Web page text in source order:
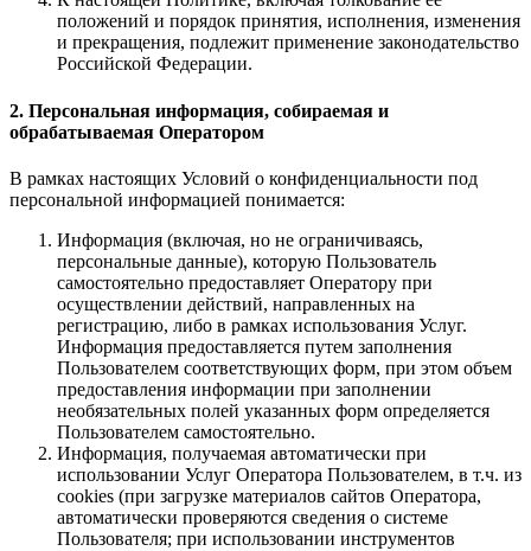
положений и порядок принятия, исполнения, изменения
и прекращения, подлежит применение законодательство
Российской Федерации.
2. Персональная информация, собираемая и
обрабатываемая Оператором
В рамках настоящих Условий о конфиденциальности под
персональной информацией понимается:
Информация (включая, но не ограничиваясь,
персональные данные), которую Пользователь
самостоятельно предоставляет Оператору при
осуществлении действий, направленных на
регистрацию, либо в рамках использования Услуг.
Информация предоставляется путем заполнения
Пользователем соответствующих форм, при этом объем
предоставления информации при заполнении
необязательных полей указанных форм определяется
Пользователем самостоятельно.
Информация, получаемая автоматически при
использовании Услуг Оператора Пользователем, в т.ч. из
cookies (при загрузке материалов сайтов Оператора,
автоматически проверяются сведения о системе
Пользователя; при использовании инструментов